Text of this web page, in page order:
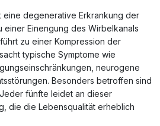
eine degenerative Erkrankung der
Einengung des Wirbelkanals
zu einer Kompression der
typische Symptome wie
neurogene
Besonders betroffen sind
fünfte leidet an dieser
die die Lebensqualität erheblich